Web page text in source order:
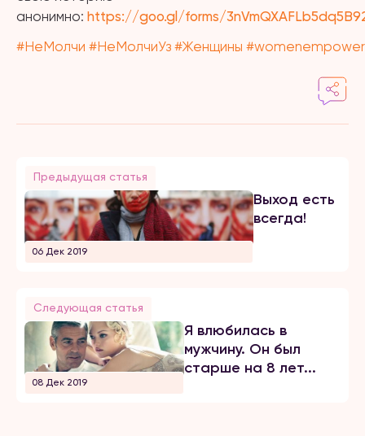
анонимно: https://goo.gl/forms/
#НеМолчи #НеМолчиУз #Женщины #
Предыдущая статья
06 Дек 2019
Выход есть
всегда!
Следующая статья
08 Дек 2019
Я влюбилась в
мужчину. Он был
старше на 8 лет...